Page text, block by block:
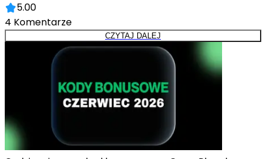
5.00
4 Komentarze
CZYTAJ DALEJ